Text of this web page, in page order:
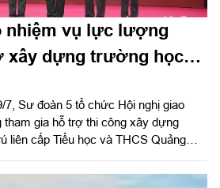
nhiệm vụ lực lượng
xây dựng trường học
Lâm Đồng
7, Sư đoàn 5 tổ chức Hội nghị giao
gia hỗ trợ thi công xây dựng
liên cấp Tiểu học và THCS Quảng